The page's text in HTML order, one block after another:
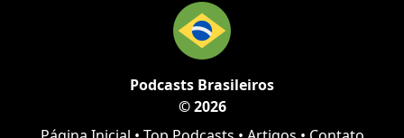
Podcasts Brasileiros
© 2026